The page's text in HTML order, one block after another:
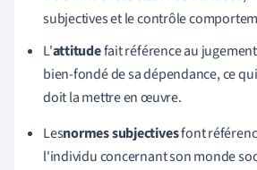
subjectives et le contrôle
L'attitudefait référence au
bien-fondé de sa dépendance, ce
doit la mettre en œuvre.
Lesnormes subjectivesfont
l'individu concernant son monde